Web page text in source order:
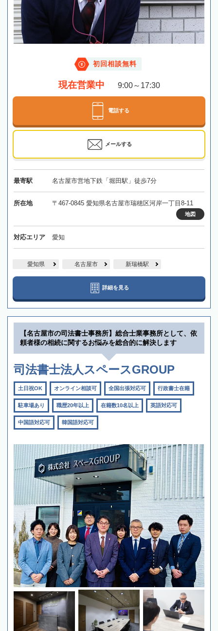
初回相談無料
現在営業中 9:00～17:30
電話する
メールする
最寄駅 名古屋市営地下鉄「堀田駅」徒歩7分
所在地 〒467-0845 愛知県名古屋市瑞穂区河岸一丁目8-11
地図
対応エリア 愛知
愛知県 名古屋市 新瑞橋駅
詳細を見る
【名古屋市の司法書士事務所】総合士業事務所として、依
頼者様の相続に関するお悩みを総合的に解決します
司法書士法人スペースGROUP
土日祝OK オンライン相談可 全国出張対応可 行政書士在籍
駐車場あり 職歴20年以上 在籍数10名以上 英語対応可
中国語対応可 韓国語対応可